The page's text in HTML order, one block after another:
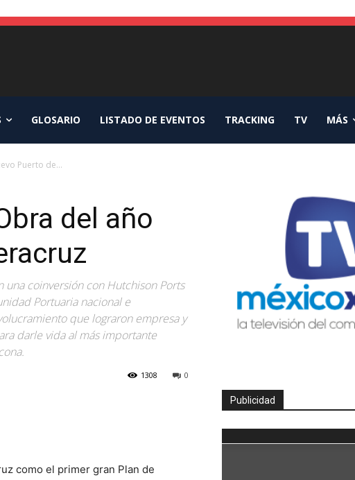
GLOSARIO LISTADO DE EVENTOS TRACKING TV MÁS
Puerto de...
del año
una coinversión con Hutchison Ports
Portuaria nacional e
que lograron empresa y
darle vida al más importante
0
1308
como el primer gran Plan de
Publicidad